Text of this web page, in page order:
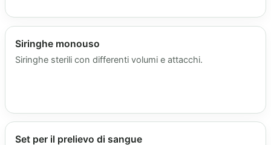
Siringhe monouso
Siringhe sterili con differenti volumi e attacchi.
Set per il prelievo di sangue